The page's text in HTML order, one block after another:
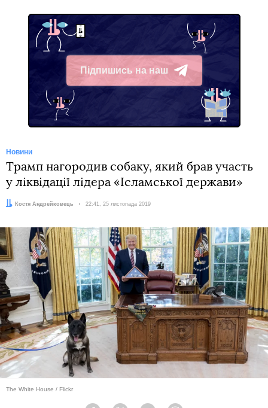
Підпишись на наш
Telegram
Новини
Трамп нагородив собаку, який брав участь
у ліквідації лідера «Ісламської держави»
Автор:Костя Андрейковець Дата:
22:41, 25 листопада 2019
The White House / Flickr